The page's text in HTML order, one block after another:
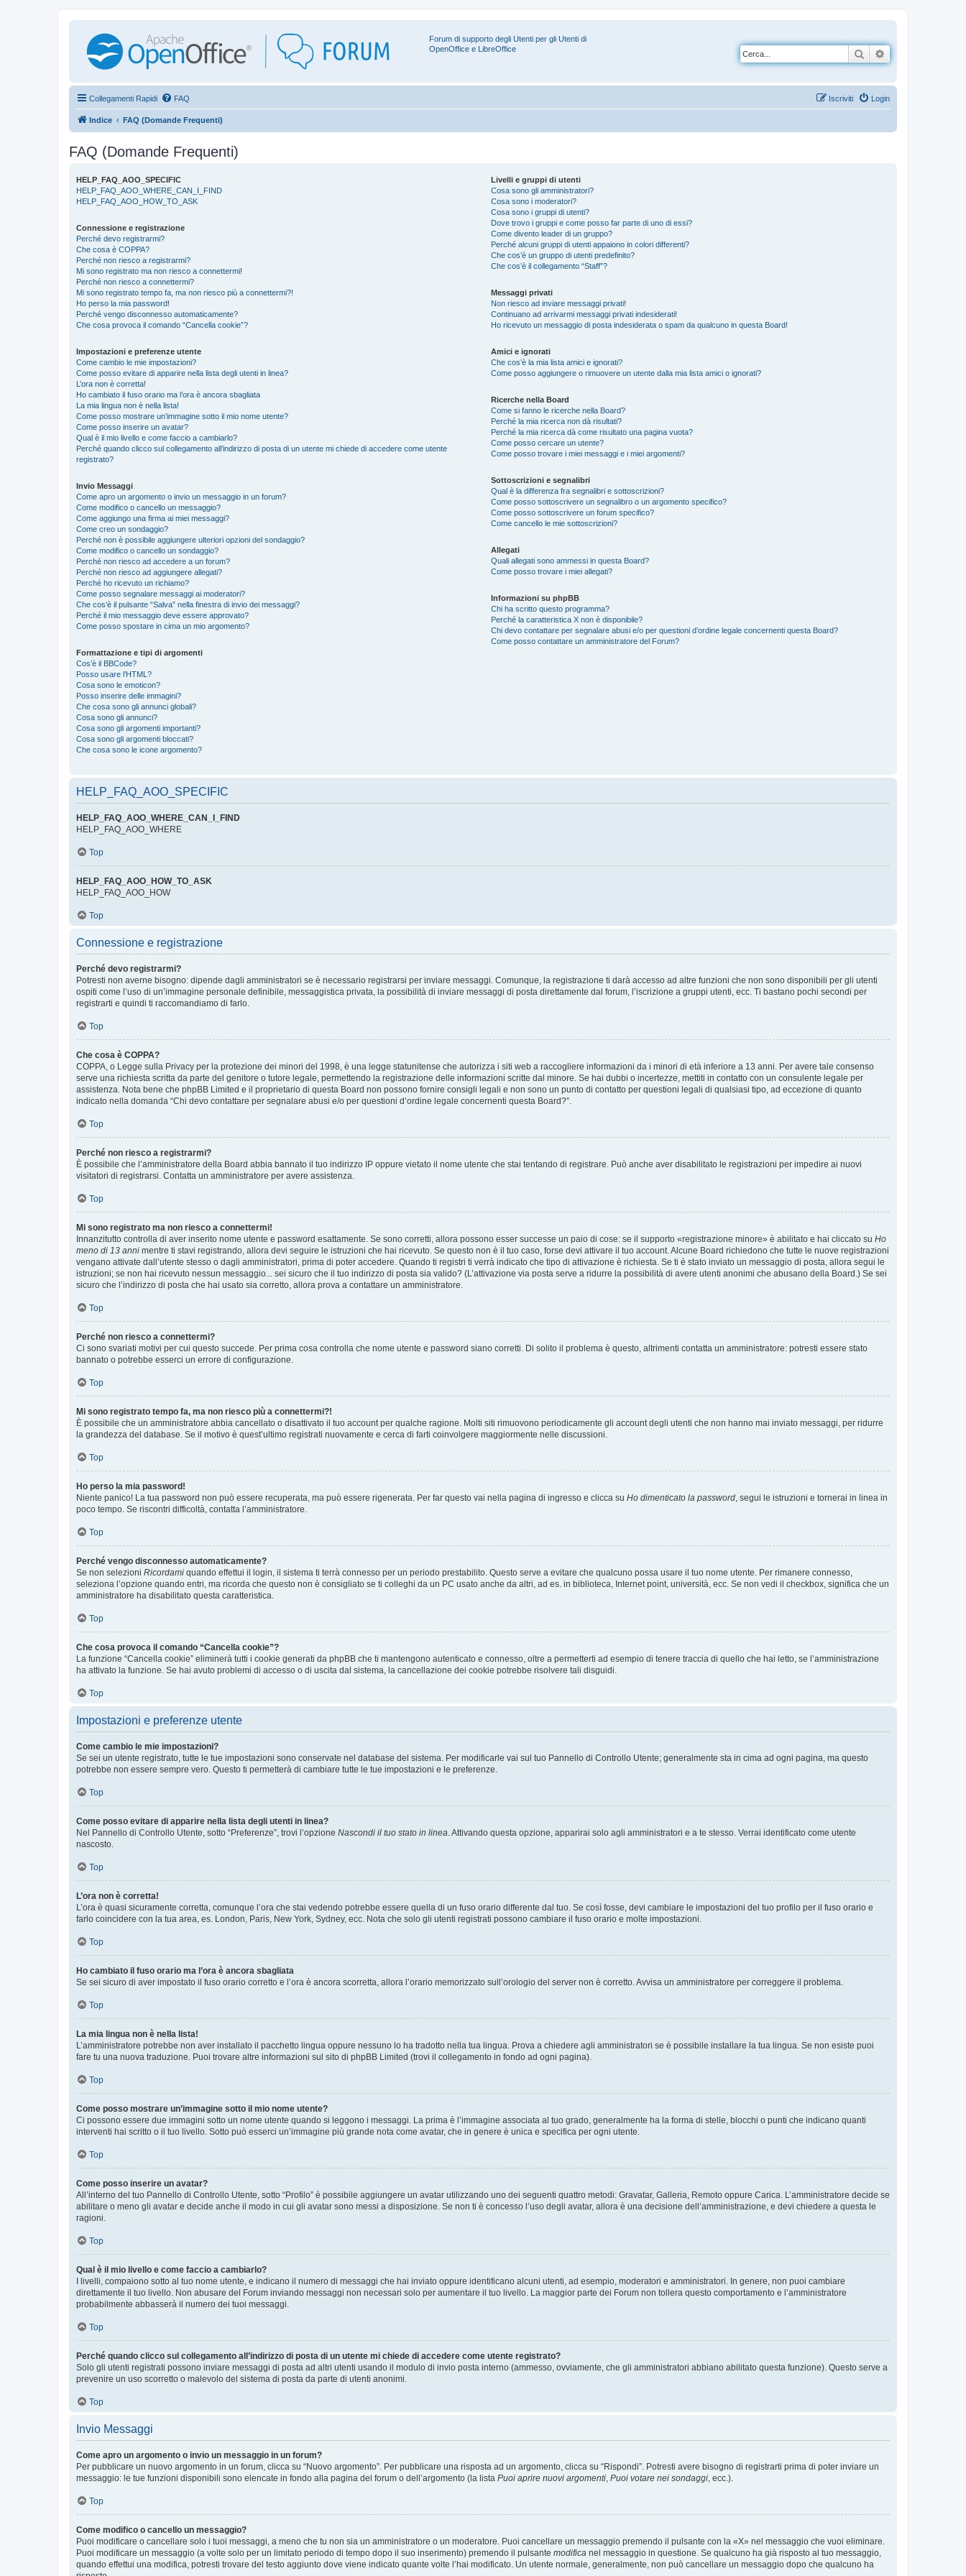
Forum di supporto degli Utenti per gli Utenti di
OpenOffice e LibreOffice
Cerca
Collegamenti Rapidi FAQ Login
Iscriviti
Indice FAQ (Domande Frequenti)
FAQ (Domande Frequenti)
HELP_FAQ_AOO_SPECIFIC
HELP_FAQ_AOO_WHERE_CAN_I_FIND
HELP_FAQ_AOO_HOW_TO_ASK
Connessione e registrazione
Perché devo registrarmi?
Che cosa è COPPA?
Perché non riesco a registrarmi?
Mi sono registrato ma non riesco a connettermi!
Perché non riesco a connettermi?
Mi sono registrato tempo fa, ma non riesco più a connettermi?!
Ho perso la mia password!
Perché vengo disconnesso automaticamente?
Che cosa provoca il comando “Cancella cookie”?
Impostazioni e preferenze utente
Come cambio le mie impostazioni?
Come posso evitare di apparire nella lista degli utenti in linea?
L’ora non è corretta!
Ho cambiato il fuso orario ma l’ora è ancora sbagliata
La mia lingua non è nella lista!
Come posso mostrare un’immagine sotto il mio nome utente?
Come posso inserire un avatar?
Qual è il mio livello e come faccio a cambiarlo?
Perché quando clicco sul collegamento all’indirizzo di posta di un utente mi chiede di accedere come utente
registrato?
Invio Messaggi
Come apro un argomento o invio un messaggio in un forum?
Come modifico o cancello un messaggio?
Come aggiungo una firma ai miei messaggi?
Come creo un sondaggio?
Perché non è possibile aggiungere ulteriori opzioni del sondaggio?
Come modifico o cancello un sondaggio?
Perché non riesco ad accedere a un forum?
Perché non riesco ad aggiungere allegati?
Perché ho ricevuto un richiamo?
Come posso segnalare messaggi ai moderatori?
Che cos’è il pulsante “Salva” nella finestra di invio dei messaggi?
Perché il mio messaggio deve essere approvato?
Come posso spostare in cima un mio argomento?
Formattazione e tipi di argomenti
Cos’è il BBCode?
Posso usare l’HTML?
Cosa sono le emoticon?
Posso inserire delle immagini?
Che cosa sono gli annunci globali?
Cosa sono gli annunci?
Cosa sono gli argomenti importanti?
Cosa sono gli argomenti bloccati?
Che cosa sono le icone argomento?
Livelli e gruppi di utenti
Cosa sono gli amministratori?
Cosa sono i moderatori?
Cosa sono i gruppi di utenti?
Dove trovo i gruppi e come posso far parte di uno di essi?
Come divento leader di un gruppo?
Perché alcuni gruppi di utenti appaiono in colori differenti?
Che cos’è un gruppo di utenti predefinito?
Che cos’è il collegamento “Staff”?
Messaggi privati
Non riesco ad inviare messaggi privati!
Continuano ad arrivarmi messaggi privati indesiderati!
Ho ricevuto un messaggio di posta indesiderata o spam da qualcuno in questa Board!
Amici e ignorati
Che cos’è la mia lista amici e ignorati?
Come posso aggiungere o rimuovere un utente dalla mia lista amici o ignorati?
Ricerche nella Board
Come si fanno le ricerche nella Board?
Perché la mia ricerca non dà risultati?
Perché la mia ricerca dà come risultato una pagina vuota?
Come posso cercare un utente?
Come posso trovare i miei messaggi e i miei argomenti?
Sottoscrizioni e segnalibri
Qual è la differenza fra segnalibri e sottoscrizioni?
Come posso sottoscrivere un segnalibro o un argomento specifico?
Come posso sottoscrivere un forum specifico?
Come cancello le mie sottoscrizioni?
Allegati
Quali allegati sono ammessi in questa Board?
Come posso trovare i miei allegati?
Informazioni su phpBB
Chi ha scritto questo programma?
Perché la caratteristica X non è disponibile?
Chi devo contattare per segnalare abusi e/o per questioni d’ordine legale concernenti questa Board?
Come posso contattare un amministratore del Forum?
HELP_FAQ_AOO_SPECIFIC
HELP_FAQ_AOO_WHERE_CAN_I_FIND
HELP_FAQ_AOO_WHERE
Top
HELP_FAQ_AOO_HOW_TO_ASK
HELP_FAQ_AOO_HOW
Top
Connessione e registrazione
Perché devo registrarmi?
Potresti non averne bisogno: dipende dagli amministratori se è necessario registrarsi per inviare messaggi. Comunque, la registrazione ti darà accesso ad altre funzioni che non sono disponibili per gli utenti
ospiti come l’uso di un’immagine personale definibile, messaggistica privata, la possibilità di inviare messaggi di posta direttamente dal forum, l’iscrizione a gruppi utenti, ecc. Ti bastano pochi secondi per
registrarti e quindi ti raccomandiamo di farlo.
Top
Che cosa è COPPA?
COPPA, o Legge sulla Privacy per la protezione dei minori del 1998, è una legge statunitense che autorizza i siti web a raccogliere informazioni da i minori di età inferiore a 13 anni. Per avere tale consenso
serve una richiesta scritta da parte del genitore o tutore legale, permettendo la registrazione delle informazioni scritte dal minore. Se hai dubbi o incertezze, mettiti in contatto con un consulente legale per
assistenza. Nota bene che phpBB Limited e il proprietario di questa Board non possono fornire consigli legali e non sono un punto di contatto per questioni legali di qualsiasi tipo, ad eccezione di quanto
indicato nella domanda “Chi devo contattare per segnalare abusi e/o per questioni d’ordine legale concernenti questa Board?”.
Top
Perché non riesco a registrarmi?
È possibile che l’amministratore della Board abbia bannato il tuo indirizzo IP oppure vietato il nome utente che stai tentando di registrare. Può anche aver disabilitato le registrazioni per impedire ai nuovi
visitatori di registrarsi. Contatta un amministratore per avere assistenza.
Top
Mi sono registrato ma non riesco a connettermi!
Innanzitutto controlla di aver inserito nome utente e password esattamente. Se sono corretti, allora possono esser successe un paio di cose: se il supporto «registrazione minore» è abilitato e hai cliccato su Ho
meno di 13 anni mentre ti stavi registrando, allora devi seguire le istruzioni che hai ricevuto. Se questo non è il tuo caso, forse devi attivare il tuo account. Alcune Board richiedono che tutte le nuove registrazioni
vengano attivate dall’utente stesso o dagli amministratori, prima di poter accedere. Quando ti registri ti verrà indicato che tipo di attivazione è richiesta. Se ti è stato inviato un messaggio di posta, allora segui le
istruzioni; se non hai ricevuto nessun messaggio... sei sicuro che il tuo indirizzo di posta sia valido? (L’attivazione via posta serve a ridurre la possibilità di avere utenti anonimi che abusano della Board.) Se sei
sicuro che l’indirizzo di posta che hai usato sia corretto, allora prova a contattare un amministratore.
Top
Perché non riesco a connettermi?
Ci sono svariati motivi per cui questo succede. Per prima cosa controlla che nome utente e password siano corretti. Di solito il problema è questo, altrimenti contatta un amministratore: potresti essere stato
bannato o potrebbe esserci un errore di configurazione.
Top
Mi sono registrato tempo fa, ma non riesco più a connettermi?!
È possibile che un amministratore abbia cancellato o disattivato il tuo account per qualche ragione. Molti siti rimuovono periodicamente gli account degli utenti che non hanno mai inviato messaggi, per ridurre
la grandezza del database. Se il motivo è quest’ultimo registrati nuovamente e cerca di farti coinvolgere maggiormente nelle discussioni.
Top
Ho perso la mia password!
Niente panico! La tua password non può essere recuperata, ma può essere rigenerata. Per far questo vai nella pagina di ingresso e clicca su Ho dimenticato la password, segui le istruzioni e tornerai in linea in
poco tempo. Se riscontri difficoltà, contatta l’amministratore.
Top
Perché vengo disconnesso automaticamente?
Se non selezioni Ricordami quando effettui il login, il sistema ti terrà connesso per un periodo prestabilito. Questo serve a evitare che qualcuno possa usare il tuo nome utente. Per rimanere connesso,
seleziona l’opzione quando entri, ma ricorda che questo non è consigliato se ti colleghi da un PC usato anche da altri, ad es. in biblioteca, Internet point, università, ecc. Se non vedi il checkbox, significa che un
amministratore ha disabilitato questa caratteristica.
Top
Che cosa provoca il comando “Cancella cookie”?
La funzione “Cancella cookie” eliminerà tutti i cookie generati da phpBB che ti mantengono autenticato e connesso, oltre a permetterti ad esempio di tenere traccia di quello che hai letto, se l’amministrazione
ha attivato la funzione. Se hai avuto problemi di accesso o di uscita dal sistema, la cancellazione dei cookie potrebbe risolvere tali disguidi.
Top
Impostazioni e preferenze utente
Come cambio le mie impostazioni?
Se sei un utente registrato, tutte le tue impostazioni sono conservate nel database del sistema. Per modificarle vai sul tuo Pannello di Controllo Utente; generalmente sta in cima ad ogni pagina, ma questo
potrebbe non essere sempre vero. Questo ti permetterà di cambiare tutte le tue impostazioni e le preferenze.
Top
Come posso evitare di apparire nella lista degli utenti in linea?
Nel Pannello di Controllo Utente, sotto “Preferenze”, trovi l’opzione Nascondi il tuo stato in linea. Attivando questa opzione, apparirai solo agli amministratori e a te stesso. Verrai identificato come utente
nascosto.
Top
L’ora non è corretta!
L’ora è quasi sicuramente corretta, comunque l’ora che stai vedendo potrebbe essere quella di un fuso orario differente dal tuo. Se così fosse, devi cambiare le impostazioni del tuo profilo per il fuso orario e
farlo coincidere con la tua area, es. London, Paris, New York, Sydney, ecc. Nota che solo gli utenti registrati possono cambiare il fuso orario e molte impostazioni.
Top
Ho cambiato il fuso orario ma l’ora è ancora sbagliata
Se sei sicuro di aver impostato il fuso orario corretto e l’ora è ancora scorretta, allora l’orario memorizzato sull’orologio del server non è corretto. Avvisa un amministratore per correggere il problema.
Top
La mia lingua non è nella lista!
L’amministratore potrebbe non aver installato il pacchetto lingua oppure nessuno lo ha tradotto nella tua lingua. Prova a chiedere agli amministratori se è possibile installare la tua lingua. Se non esiste puoi
fare tu una nuova traduzione. Puoi trovare altre informazioni sul sito di phpBB Limited (trovi il collegamento in fondo ad ogni pagina).
Top
Come posso mostrare un’immagine sotto il mio nome utente?
Ci possono essere due immagini sotto un nome utente quando si leggono i messaggi. La prima è l’immagine associata al tuo grado, generalmente ha la forma di stelle, blocchi o punti che indicano quanti
interventi hai scritto o il tuo livello. Sotto può esserci un’immagine più grande nota come avatar, che in genere è unica e specifica per ogni utente.
Top
Come posso inserire un avatar?
All’interno del tuo Pannello di Controllo Utente, sotto “Profilo” è possibile aggiungere un avatar utilizzando uno dei seguenti quattro metodi: Gravatar, Galleria, Remoto oppure Carica. L’amministratore decide se
abilitare o meno gli avatar e decide anche il modo in cui gli avatar sono messi a disposizione. Se non ti è concesso l’uso degli avatar, allora è una decisione dell’amministrazione, e devi chiedere a questa le
ragioni.
Top
Qual è il mio livello e come faccio a cambiarlo?
I livelli, compaiono sotto al tuo nome utente, e indicano il numero di messaggi che hai inviato oppure identificano alcuni utenti, ad esempio, moderatori e amministratori. In genere, non puoi cambiare
direttamente il tuo livello. Non abusare del Forum inviando messaggi non necessari solo per aumentare il tuo livello. La maggior parte dei Forum non tollera questo comportamento e l’amministratore
probabilmente abbasserà il numero dei tuoi messaggi.
Top
Perché quando clicco sul collegamento all’indirizzo di posta di un utente mi chiede di accedere come utente registrato?
Solo gli utenti registrati possono inviare messaggi di posta ad altri utenti usando il modulo di invio posta interno (ammesso, ovviamente, che gli amministratori abbiano abilitato questa funzione). Questo serve a
prevenire un uso scorretto o malevolo del sistema di posta da parte di utenti anonimi.
Top
Invio Messaggi
Come apro un argomento o invio un messaggio in un forum?
Per pubblicare un nuovo argomento in un forum, clicca su “Nuovo argomento”. Per pubblicare una risposta ad un argomento, clicca su “Rispondi”. Potresti avere bisogno di registrarti prima di poter inviare un
messaggio: le tue funzioni disponibili sono elencate in fondo alla pagina del forum o dell’argomento (la lista Puoi aprire nuovi argomenti, Puoi votare nei sondaggi, ecc.).
Top
Come modifico o cancello un messaggio?
Puoi modificare o cancellare solo i tuoi messaggi, a meno che tu non sia un amministratore o un moderatore. Puoi cancellare un messaggio premendo il pulsante con la «X» nel messaggio che vuoi eliminare.
Puoi modificare un messaggio (a volte solo per un limitato periodo di tempo dopo il suo inserimento) premendo il pulsante modifica nel messaggio in questione. Se qualcuno ha già risposto al tuo messaggio,
quando effettui una modifica, potresti trovare del testo aggiunto dove viene indicato quante volte l’hai modificato. Un utente normale, generalmente, non può cancellare un messaggio dopo che qualcuno ha